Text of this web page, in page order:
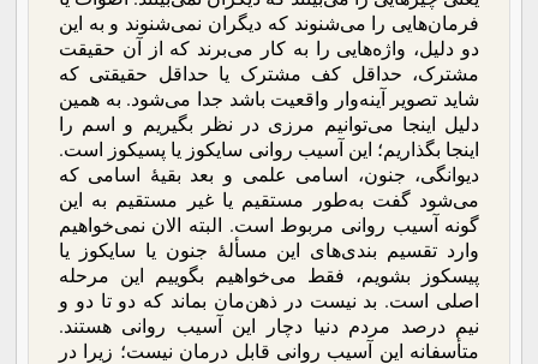
فرمان‌هایی را می‌شنوند که دیگران نمی‌شنوند و به این
دو دلیل، واژه‌هایی را به کار می‌برند که از آن حقیقت
مشترک، حداقل کف مشترک یا حداقل حقیقتی که
شاید تصویر آینه‌وار واقعیت باشد جدا می‌شود. به همین
دلیل اینجا می‌توانیم مرزی در نظر بگیریم و اسم را
اینجا بگذاریم؛ این آسیب روانی سایکوز یا پسیکوز است.
دیوانگی، جنون، اسامی علمی و بعد بقیۀ اسامی که
می‌شود گفت به‌طور مستقیم یا غیر مستقیم به این
گونه آسیب روانی مربوط است. البته الان نمی‌خواهیم
وارد تقسیم بندی‌های این مسألۀ جنون یا سایکوز یا
پیسکوز بشویم، فقط می‌خواهیم بگوییم این مرحله
اصلی است. بد نیست در ذهن‌مان بماند که دو تا دو و
نیم درصد مردم دنیا دچار این آسیب روانی هستند.
متأسفانه این آسیب روانی قابل درمان نیست؛ زیرا در